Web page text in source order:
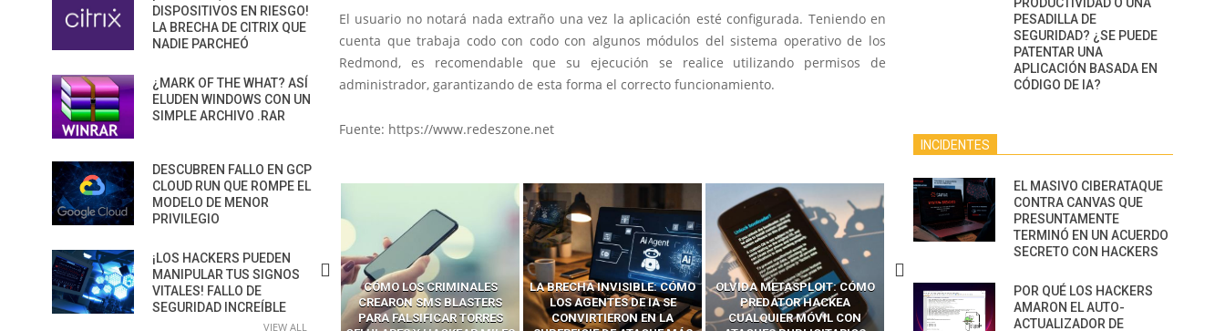
El usuario no notará nada extraño una vez la aplicación esté configurada. Teniendo en
cuenta que trabaja codo con codo con algunos módulos del sistema operativo de los
Redmond, es recomendable que su ejecución se realice utilizando permisos de
administrador, garantizando de esta forma el correcto funcionamiento.
Fuente: https://www.redeszone.net
CÓMO LOS HACKERS
MANIPULAN GITHUB
DENTRO DE VS CODE
CÓMO LAVAR EL CEREBRO A
LOS NAVEGADORES CON IA
CÓMO LOS CRIMINALES
CREARON SMS BLASTERS
PARA FALSIFICAR TORRES
LA BRECHA INVISIBLE: CÓMO
LOS AGENTES DE IA SE
CONVIRTIERON EN LA
OLVIDA METASPLOIT: CÓMO
PREDATOR HACKEA
CUALQUIER MÓVIL CON
CÓMO LOS HACKERS
INTERCEPTAN OTPS Y
LLAMADAS MÓVILES SIN
13 TÉCNICAS
RIDÍCULAMENTE
PARA HACKEAR Y
DISPOSITIVOS EN RIESGO!
LA BRECHA DE CITRIX QUE
NADIE PARCHEÓ
¿MARK OF THE WHAT? ASÍ
ELUDEN WINDOWS CON UN
SIMPLE ARCHIVO .RAR
DESCUBREN FALLO EN GCP
CLOUD RUN QUE ROMPE EL
MODELO DE MENOR
PRIVILEGIO
¡LOS HACKERS PUEDEN
MANIPULAR TUS SIGNOS
VITALES! FALLO DE
SEGURIDAD INCREÍBLE
VIEW ALL
PESADILLA DE
SEGURIDAD? ¿SE PUEDE
PATENTAR UNA
APLICACIÓN BASADA EN
CÓDIGO DE IA?
INCIDENTES
EL MASIVO CIBERATAQUE
CONTRA CANVAS QUE
PRESUNTAMENTE
TERMINÓ EN UN ACUERDO
SECRETO CON HACKERS
POR QUÉ LOS HACKERS
AMARON EL AUTO-
ACTUALIZADOR DE